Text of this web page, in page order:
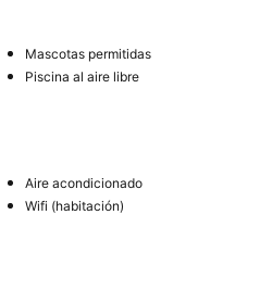
Mascotas permitidas
Piscina al aire libre
Aire acondicionado
Wifi (habitación)